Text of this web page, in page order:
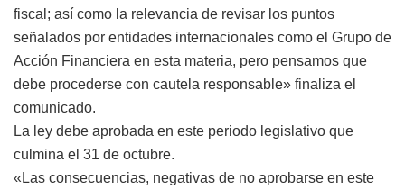
fiscal; así como la relevancia de revisar los puntos
señalados por entidades internacionales como el Grupo de
Acción Financiera en esta materia, pero pensamos que
debe procederse con cautela responsable» finaliza el
comunicado.
La ley debe aprobada en este periodo legislativo que
culmina el 31 de octubre.
«Las consecuencias, negativas de no aprobarse en este